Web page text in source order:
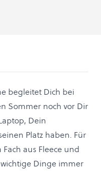
begleitet Dich bei
Sommer noch vor Dir
Dein
Platz haben. Für
aus Fleece und
Dinge immer